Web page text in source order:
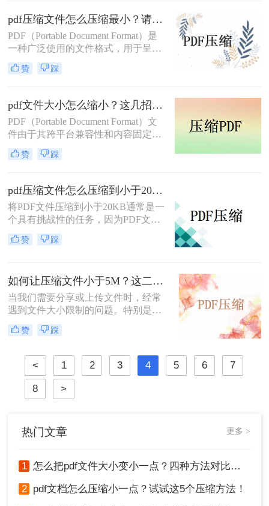
PDF文件大小调整至2MB以下。
pdf压缩文件怎么压缩最小？请收好这些PDF压缩方法！
PDF（Portable Document Format）是
一种广泛使用的文件格式，用于呈现
和交换文档。然而，有时PDF文件可
能会变得非常大，这不仅会占用大量
能会变得不方便。为了解决这个问
题，PDF压缩成为了一个有效的解决
方案。本文将介绍pdf压缩文件怎么压
缩最小。
赞 踩
pdf文件大小怎么缩小？这几招让你轻松压缩！
PDF（Portable Document Format）文
件由于其跨平台兼容性和内容固定的
特性，被广泛应用于各种场景。然
而，有时我们可能会遇到PDF文件过
空间，而且在传输和分享时也会带来
不便。那么，pdf文件大小怎么缩小
呢？本文将为您介绍几种实用的方
法。
赞 踩
pdf压缩文件怎么压缩到小于20k？这几招让你轻松压缩！
将PDF文件压缩到小于20KB通常是一
个具有挑战性的任务，因为PDF文件
往往包含多种元素，如文本、图像和
媒体内容，这些都可能显著增加文件
小PDF文件的大小。那么pdf压缩文件
怎么压缩到小于20k呢？以下是几种
不同的方法，您可以尝试将PDF文件
赞 踩
如何让压缩文件小于5M？这二招让你轻松压缩！
当我们需要分享或上传文件时，经常
遇到文件大小限制的问题。特别是在
网络传输或存储空间有限的情况下，
将文件压缩到合适的大小显得尤为重
本文将介绍几种方法，帮助您轻松将
压缩文件大小调整至小于5MB。
赞 踩
< 1 2 3 4 5 6 7
8 >
热门文章 更多 >
1 怎么把pdf文件大小变小一点？四种方法对比，一看就懂！
2 pdf文档怎么压缩小一点？试试这5个压缩方法！